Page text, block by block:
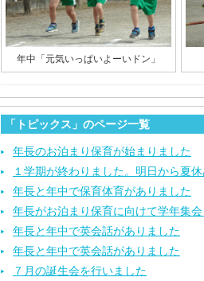
年中「元気いっぱいよーいドン」
「トピックス」のページ一覧
年長のお泊まり保育が始まりました
１学期が終わりました。明日から夏
年長と年中で保育体育がありました
年長がお泊まり保育に向けて学年集
年長と年中で英会話がありました
年長と年中で英会話がありました
７月の誕生会を行いました